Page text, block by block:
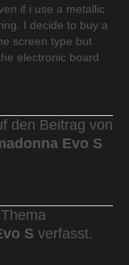
if i use a metallic
I decide to buy a
screen type but
electronic board
den Beitrag von
Evo S
S verfasst.